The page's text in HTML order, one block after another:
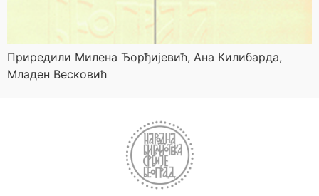
Приредили Милена Ђорђијевић, Ана Килибарда,
Младен Весковић